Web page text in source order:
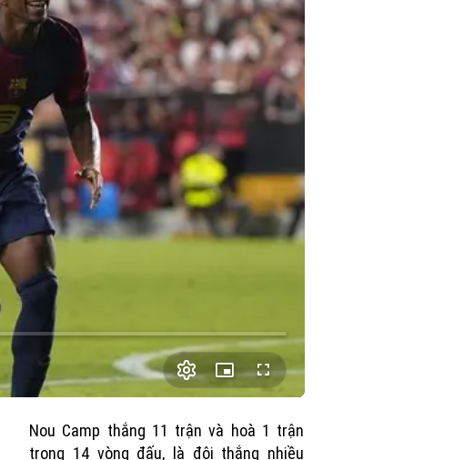
Picture-
in-
Fullscreen
Nou Camp thắng 11 trận và hoà 1 trận
trong 14 vòng đấu, là đội thắng nhiều